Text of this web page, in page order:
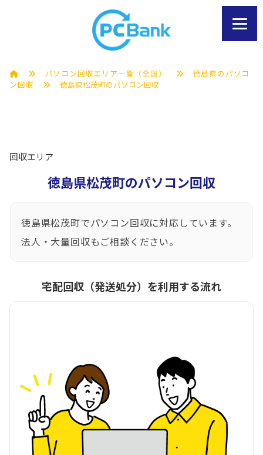
パソコン回収エリア一覧（全国）
徳島県のパソコ
ン回収
徳島県松茂町のパソコン回収
回収エリア
徳島県松茂町のパソコン回収
徳島県松茂町でパソコン回収に対応しています。
法人・大量回収もご相談ください。
宅配回収（発送処分）を利用する流れ